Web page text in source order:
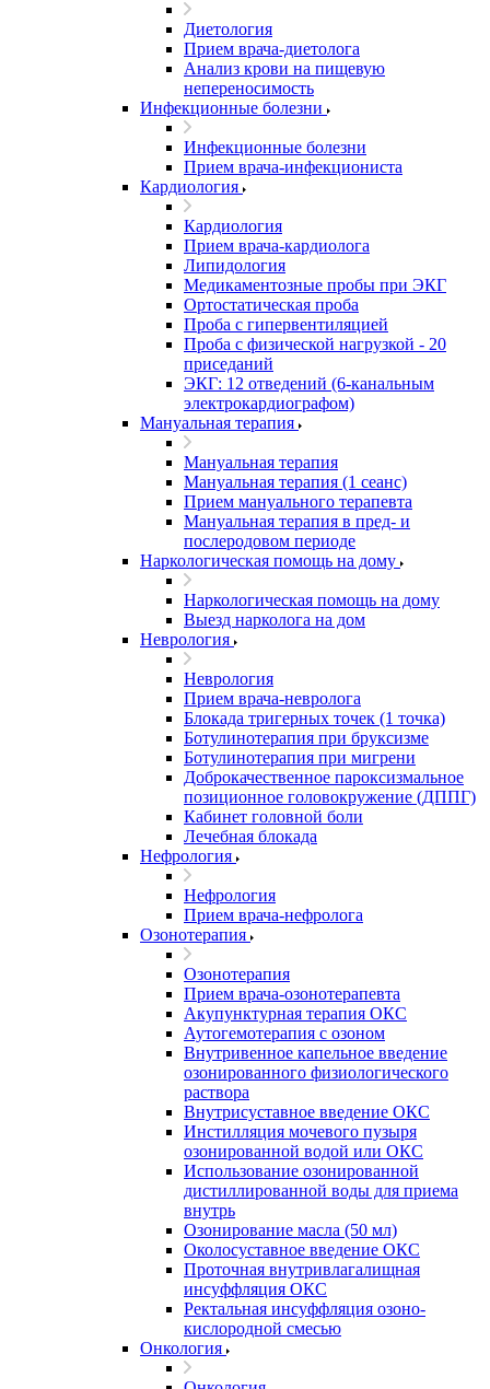
Диетология
Прием врача-диетолога
Анализ крови на пищевую
непереносимость
Инфекционные болезни
Инфекционные болезни
Прием врача-инфекциониста
Кардиология
Кардиология
Прием врача-кардиолога
Липидология
Медикаментозные пробы при ЭКГ
Ортостатическая проба
Проба с гипервентиляцией
Проба с физической нагрузкой - 20
приседаний
ЭКГ: 12 отведений (6-канальным
электрокардиографом)
Мануальная терапия
Мануальная терапия
Мануальная терапия (1 сеанс)
Прием мануального терапевта
Мануальная терапия в пред- и
послеродовом периоде
Наркологическая помощь на дому
Наркологическая помощь на дому
Выезд нарколога на дом
Неврология
Неврология
Прием врача-невролога
Блокада тригерных точек (1 точка)
Ботулинотерапия при бруксизме
Ботулинотерапия при мигрени
Доброкачественное пароксизмальное
позиционное головокружение (ДППГ)
Кабинет головной боли
Лечебная блокада
Нефрология
Нефрология
Прием врача-нефролога
Озонотерапия
Озонотерапия
Прием врача-озонотерапевта
Акупунктурная терапия ОКС
Аутогемотерапия с озоном
Внутривенное капельное введение
озонированного физиологического
раствора
Внутрисуставное введение ОКС
Инстилляция мочевого пузыря
озонированной водой или ОКС
Использование озонированной
дистиллированной воды для приема
внутрь
Озонирование масла (50 мл)
Околосуставное введение ОКС
Проточная внутривлагалищная
инсуффляция ОКС
Ректальная инсуффляция озоно-
кислородной смесью
Онкология